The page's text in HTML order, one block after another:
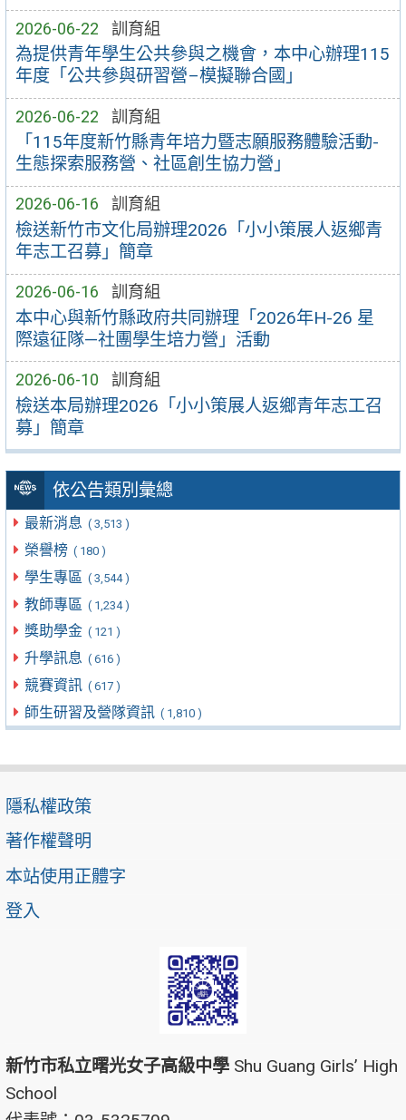
2026-06-22 訓育組
為提供青年學生公共參與之機會，本中心辦理115
年度「公共參與研習營–模擬聯合國」
2026-06-22 訓育組
「115年度新竹縣青年培力暨志願服務體驗活動-
生態探索服務營、社區創生協力營」
2026-06-16 訓育組
檢送新竹市文化局辦理2026「小小策展人返鄉青
年志工召募」簡章
2026-06-16 訓育組
本中心與新竹縣政府共同辦理「2026年H-26 星
際遠征隊—社團學生培力營」活動
2026-06-10 訓育組
檢送本局辦理2026「小小策展人返鄉青年志工召
募」簡章
依公告類別彙總
最新消息 ( 3,513 )
榮譽榜 ( 180 )
學生專區 ( 3,544 )
教師專區 ( 1,234 )
獎助學金 ( 121 )
升學訊息 ( 616 )
競賽資訊 ( 617 )
師生研習及營隊資訊 ( 1,810 )
隱私權政策
著作權聲明
本站使用正體字
登入
新竹市私立曙光女子高級中學 Shu Guang Girls’ High
School